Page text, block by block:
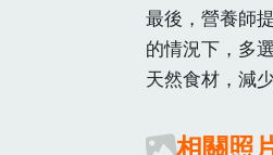
最後，營養師
的情況下，多
天然食材，減
相關照